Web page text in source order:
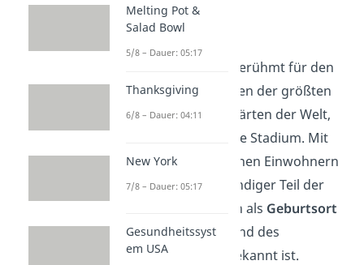
Die Bronx ist berühmt für den
Bronx Zoo, einen der größten
botanischen Gärten der Welt,
und das Yankee Stadium. Mit
rund 1,4 Millionen Einwohnern
ist sie ein lebendiger Teil der
Stadt, der auch als Geburtsort
des Hip-Hop
und des
Breakdance
bekannt ist.
Melting Pot &
Salad Bowl
5/8 – Dauer: 05:17
Thanksgiving
6/8 – Dauer: 04:11
New York
7/8 – Dauer: 05:17
Gesundheitssyst
em USA